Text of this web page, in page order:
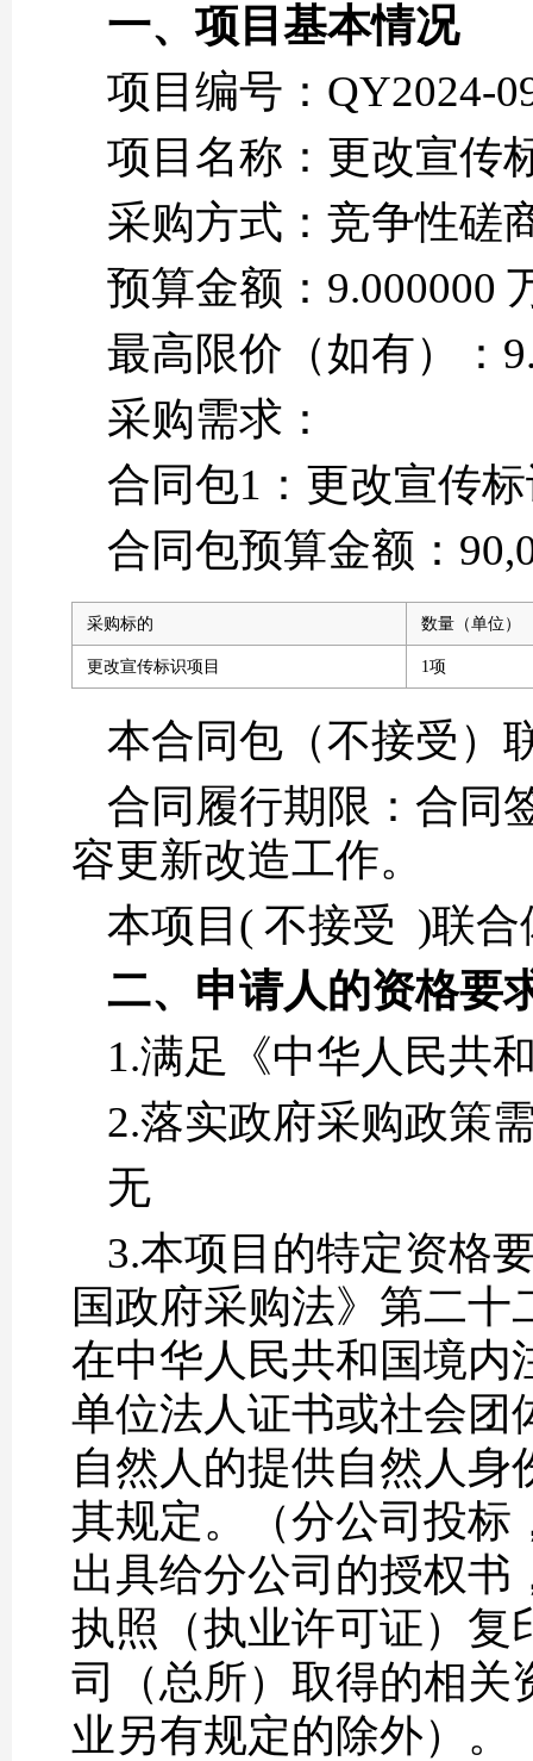
一、项目基本情况
项目编号：QY2024-
项目名称：更改宣传
采购方式：竞争性磋
预算金额：9.000000
最高限价（如有）：
采购需求：
合同包1：更改宣传
合同包预算金额：
采购标的 数量（单位）
更改宣传标识项目 1项
本合同包（不接受）
合同履行期限：合同
容更新改造工作。
本项目( 不接受 )联合
二、申请人的资格要
1.满足《中华人民共
2.落实政府采购政策
无
3.本项目的特定资格
国政府采购法》第二
在中华人民共和国境内
单位法人证书或社会团
自然人的提供自然人
其规定。（分公司投标
出具给分公司的授权书
执照（执业许可证）复
司（总所）取得的相关
业另有规定的除外）。